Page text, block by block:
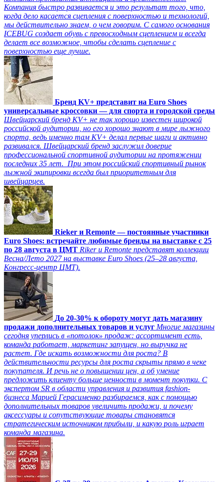
Компания быстро развивается и это результат того, что,
когда дело касается сцепления с поверхностью и технологий,
мы действительно знаем, о чем говорим. С самого основания
ICEBUG создает обувь с превосходным сцеплением и всегда
делает все возможное, чтобы сделать сцепление с
поверхностью еще лучше.
Бренд KV+ представит на Euro Shoes
универсальные кроссовки — для спорта и городской среды
Швейцарский бренд KV+ не так хорошо известен широкой
российской аудитории, но его хорошо знают в мире лыжного
спорта, ведь именно там KV+ делал первые шаги и активно
развивался. Швейцарский бренд заслужил доверие
профессиональной спортивной аудитории на протяжении
последних 35 лет. При этом российский спортивный рынок
лыжной экипировки всегда был приоритетным для
швейцарцев.
Rieker и Remonte — постоянные участники
Euro Shoes: встречайте любимые бренды на выставке с 25
по 28 августа в ЦМТ Riker и Remonte представят коллекции
Весна/Лето 2027 на выставке Euro Shoes (25–28 августа,
Конгресс‑центр ЦМТ).
До 20-30% к обороту могут дать магазину
продажи дополнительных товаров и услуг Многие магазины
сегодня уперлись в «потолок» продаж: ассортимент есть,
команда работает, маркетинг запущен, но выручка не
растет. Где искать возможности для роста? В
действительности ресурсы для роста скрыты прямо в чеке
покупателя. И речь не о повышении цен, а об умение
предложить клиенту больше ценности в момент покупки. С
экспертом SR в области управления и развития fashion-
бизнеса Марией Герасименко разбираемся, как с помощью
дополнительных товаров увеличить продажи, и почему
аксессуары и сопутствующие товары становятся
стратегическим источником прибыли, и какую роль играет
команда магазина.